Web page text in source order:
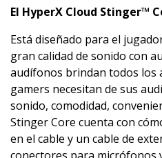
El HyperX Cloud Stinger™
Está diseñado para el
gran calidad de sonido con
audífonos brindan todos los
gamers necesitan de sus
sonido, comodidad,
Stinger Core cuenta con
en el cable y un cable de